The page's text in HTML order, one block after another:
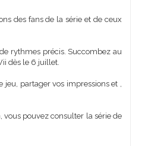
des fans de la série et de ceux
rythmes précis. Succombez au
dès le 6 juillet.
partager vos impressions et ,
vous pouvez consulter la série de